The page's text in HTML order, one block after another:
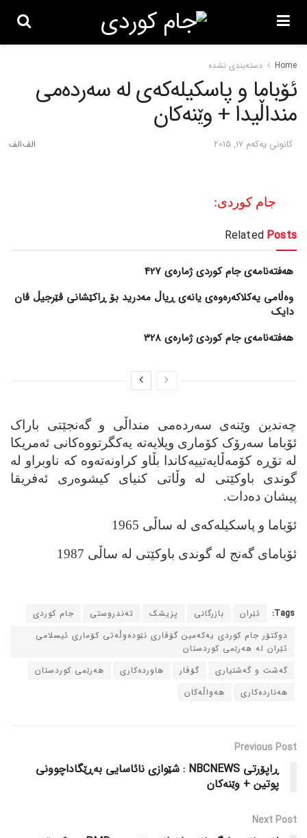
Home دسته‌بندی نشده
ئۆباما و پاسکیله‌که‌ی له‌ سه‌رده‌می
منداڵیدا + وێنه‌کان
كانونی یه‌كه‌م 17, 2015
جام کوردی:
Related Posts
هەفتەنامەی جام کوردی ژمارەی 427
وەڵامی یەکلاکەرەوەی یانەی ڕیاڵ مەدرید بۆ ڕاکێشانی ڤێرجیڵ ڤان
دایک
هەفتەنامەی جام کوردی ژمارەی 328
چه‌ندین وێنه‌ی سه‌رده‌می منداڵی و گه‌نجێتی باراک
ئۆباما سه‌رۆک کۆماری ویلایه‌ته‌ یه‌کگرتووه‌کانی ئه‌مریکا
له‌ تۆڕه‌ کۆمه‌ڵایه‌تییه‌کاندا بڵاو کراونه‌ته‌وه‌ که‌ ناوبراو له‌
گوندی باوکێتی له‌ وڵاتی کنیای کیشوه‌ری ئه‌فریقا
پیشان ده‌دات.
ئۆباما و پاسکیله‌که‌ی له‌ ساڵی 1965
ئۆبامای گه‌نج له‌ گوندی باوکێتی له‌ ساڵی 1987
Tags: ئێران بازرگانی پزیشک ته‌ندروستی
جام کوردی
دوکتۆر جام کوردی یه‌که‌مین گۆڤاری نێوده‌وڵه‌تی کۆماری ئیسلامی
ئێران له‌ هه‌رێمی کوردستان
گه‌شت و گه‌شتیاری
گۆڤار هاورده‌کاری
هه‌رێمی کوردستان
هه‌نارده‌کاری
هه‌واڵه‌کان
Previous Post
ڕاپۆرتی NBCNEWS : شێوازی نائاسایی به‌ڕێگاداچوونی
پوتین + وێنه‌کان
Next Post